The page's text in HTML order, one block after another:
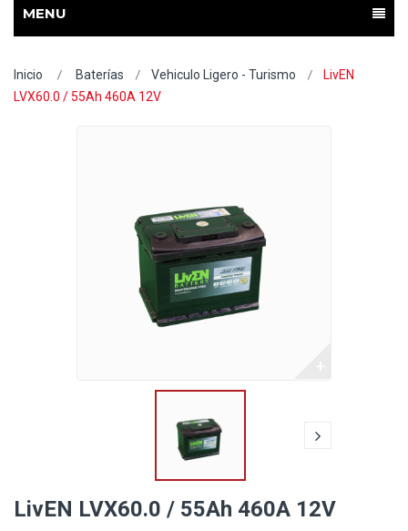
MENU
Inicio Baterías Vehiculo Ligero - Turismo
LivEN
LVX60.0 / 55Ah 460A 12V
LivEN LVX60.0 / 55Ah 460A 12V